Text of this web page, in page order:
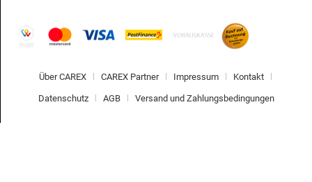
Über CAREX CAREX Partner Impressum Kontakt
Datenschutz AGB Versand und Zahlungsbedingungen